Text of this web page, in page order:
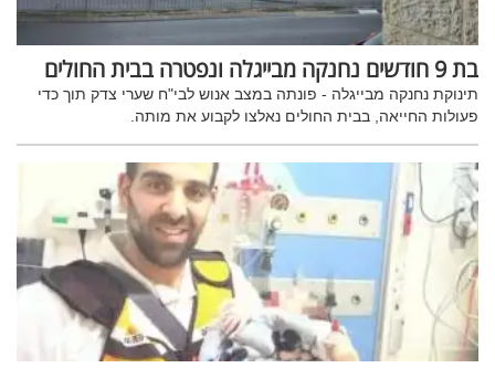
בת 9 חודשים נחנקה מבייגלה ונפטרה בבית החולים
תינוקת נחנקה מבייגלה - פונתה במצב אנוש לבי"ח שערי צדק תוך כדי
פעולות החייאה, בבית החולים נאלצו לקבוע את מותה.